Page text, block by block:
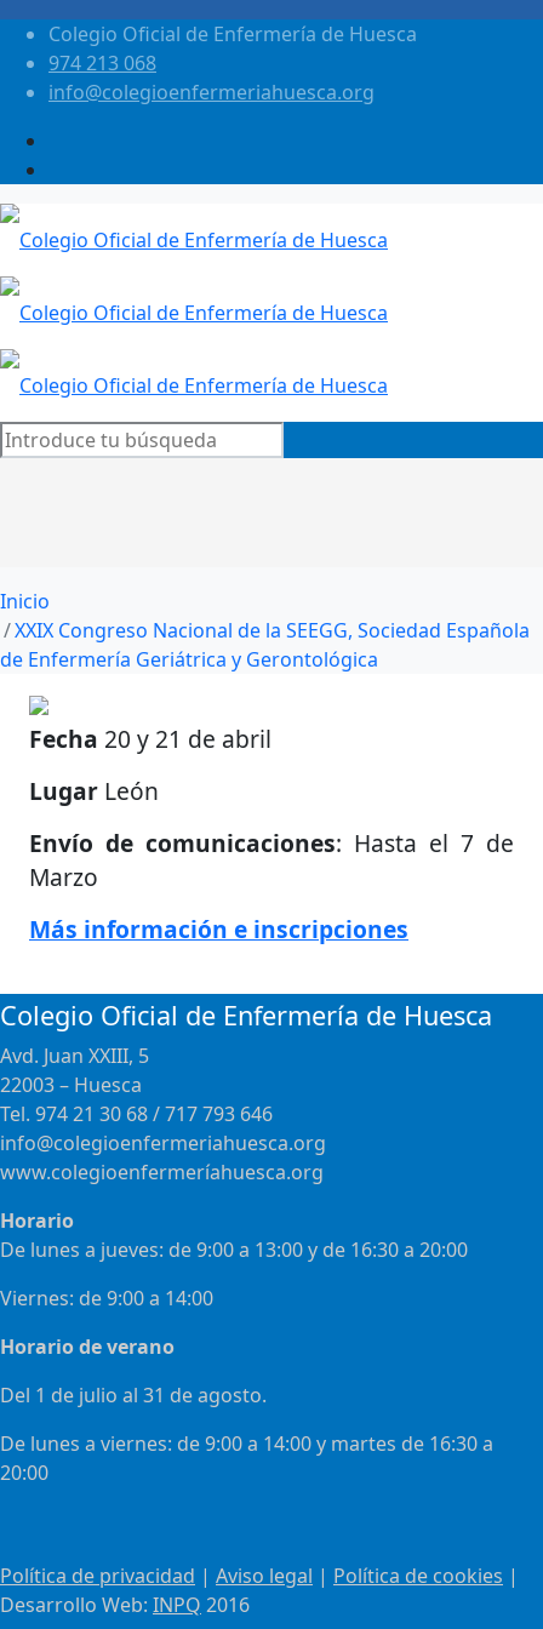
Colegio Oficial de Enfermería de Huesca
974 213 068
info@colegioenfermeriahuesca.org
Inicio
XXIX Congreso Nacional de la SEEGG, Sociedad Española
de Enfermería Geriátrica y Gerontológica
Fecha 20 y 21 de abril
Lugar León
Envío de comunicaciones: Hasta el 7 de
Marzo
Más información e inscripciones
Colegio Oficial de Enfermería de Huesca
Avd. Juan XXIII, 5
22003 – Huesca
Tel. 974 21 30 68 / 717 793 646
info@colegioenfermeriahuesca.org
www.colegioenfermeríahuesca.org
Horario
De lunes a jueves: de 9:00 a 13:00 y de 16:30 a 20:00
Viernes: de 9:00 a 14:00
Horario de verano
Del 1 de julio al 31 de agosto.
De lunes a viernes: de 9:00 a 14:00 y martes de 16:30 a
20:00
Política de privacidad | Aviso legal | Política de cookies |
Desarrollo Web: INPQ 2016